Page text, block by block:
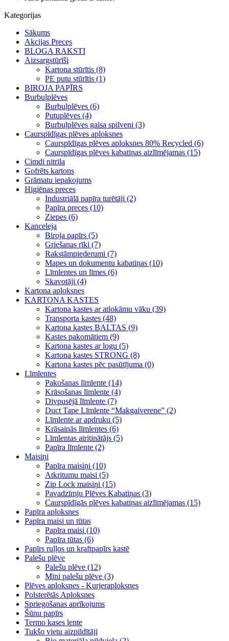
Kategorijas
Sākums
Akcijas Preces
BLOGA RAKSTI
Aizsargstūrīši
Kartona stūrītis (8)
PE putu stūrītis (1)
BIROJA PAPĪRS
Burbuļplēves
Burbuļplēves (6)
Putuplēves (4)
Burbuļplēves gaisa spilveni (3)
Caurspīdīgas plēves aploksnes
Caurspīdīgas plēves aploksnes 80% Recycled (6)
Caurspīdīgas plēves kabatiņas aizlīmējamas (15)
Cimdi nitrila
Gofrēts kartons
Grāmatu iepakojums
Higiēnas preces
Industriālā papīra turētāji (2)
Papīra preces (10)
Ziepes (6)
Kanceleja
Biroja papīrs (5)
Griešanas rīki (7)
Rakstāmpiederumi (7)
Mapes un dokumentu kabatiņas (10)
Līmlentes un līmes (6)
Skavotāji (4)
Kartona aploksnes
KARTONA KASTES
Kartona kastes ar atlokāmu vāku (39)
Transporta kastes (48)
Kartona kastes BALTAS (9)
Kastes pakomātiem (9)
Kartona kastes ar logu (5)
Kartona kastes STRONG (8)
Kartona kastes pēc pasūtījuma (0)
Līmlentes
Pakošanas līmlente (14)
Krāsošanas līmlente (4)
Divpusējā līmlente (7)
Duct Tape Līmlente “Makgaiverene” (2)
Līmlente ar apdruku (5)
Krāsainās līmlentes (6)
Līmlentas atritinātājs (5)
Papīra līmlente (2)
Maisiņi
Papīra maisiņi (10)
Atkritumu maisi (5)
Zip Lock maisiņi (15)
Pavadzīmju Plēves Kabatiņas (3)
Caurspīdīgās plēves kabatiņas aizlīmējamas (15)
Papīra aploksnes
Papīra maisi un tūtas
Papīra maisi (10)
Papīra tūtas (6)
Papīrs ruļļos un kraftpapīrs kastē
Palešu plēve
Palešu plēve (12)
Mini palešu plēve (3)
Plēves aploksnes - Kurjeraploksnes
Polsterētās Aploksnes
Spriegošanas aprīkojums
Šūnu papīrs
Termo kases lente
Tukšo vietu aizpildītāji